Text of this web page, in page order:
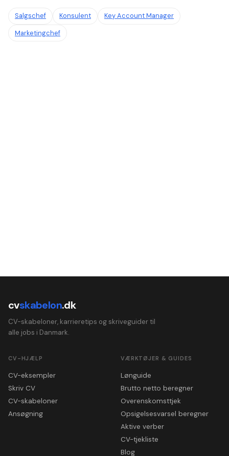
Salgschef Konsulent
Key Account Manager
Marketingchef
cvskabelon.dk
CV-skabeloner, karrieretips og skriveguider til
alle jobs i Danmark.
CV-HJÆLP
CV-eksempler
Skriv CV
CV-skabeloner
Ansøgning
VÆRKTØJER & GUIDES
Lønguide
Brutto netto beregner
Overenskomsttjek
Opsigelsesvarsel beregner
Aktive verber
CV-tjekliste
Blog